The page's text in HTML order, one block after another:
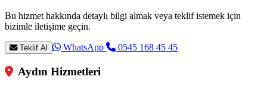
Bu hizmet hakkında detaylı bilgi almak veya teklif istemek için
bizimle iletişime geçin.
Teklif Al WhatsApp 0545 168 45 45
Aydın Hizmetleri